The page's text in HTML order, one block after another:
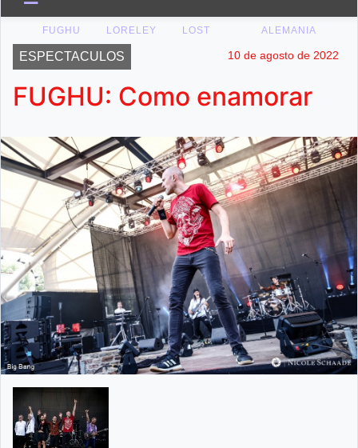
FUGHU LORELEY LOST ALEMANIA
ESPECTACULOS 10 de agosto de 2022
FUGHU: Como enamorar